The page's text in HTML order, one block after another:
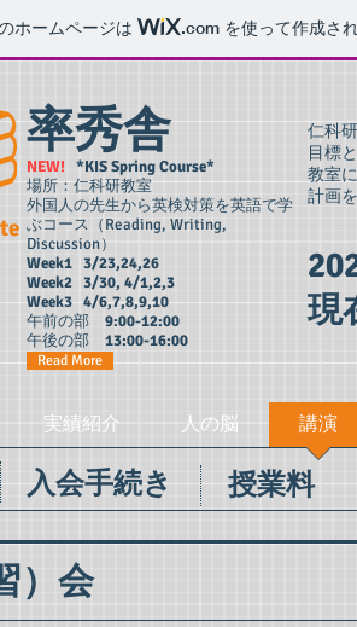
ホームページは .comを使って作成さ
率秀舎
NEW! *KIS Spring Course*
場所：仁科研教室
外国人の先生から英検対策を英語で学
ぶコース（Reading, Writing,
Discussion）
Week1 3/23,24,26
Week2 3/30, 4/1,2,3
Week3 4/6,7,8,9,10
午前の部 9:00-12:00
午後の部 13:00-16:00
仁科
目標
教室
計
現
Read More
入会手続き 授業料
実績紹介 人の脳 講演
）会